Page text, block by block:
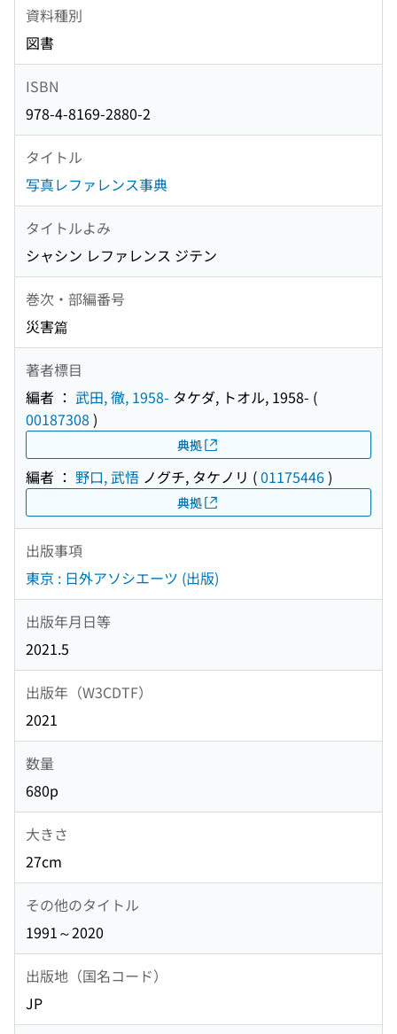
資料種別
図書
ISBN
978-4-8169-2880-2
タイトル
写真レファレンス事典
タイトルよみ
シャシン レファレンス ジテン
巻次・部編番号
災害篇
著者標目
編者 ： 武田, 徹, 1958- タケダ, トオル, 1958- (
00187308 )
典拠
編者 ： 野口, 武悟 ノグチ, タケノリ (01175446)
典拠
出版事項
東京 : 日外アソシエーツ (出版)
出版年月日等
2021.5
出版年（W3CDTF）
2021
数量
680p
大きさ
27cm
その他のタイトル
1991～2020
出版地（国名コード）
JP